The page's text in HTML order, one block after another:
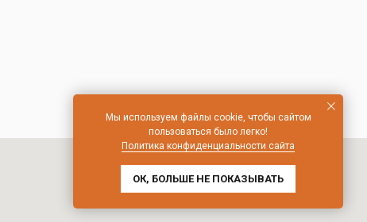
Мы используем файлы cookie, чтобы сайтом
пользоваться было легко!
Политика конфиденциальности сайта
ОК, БОЛЬШЕ НЕ ПОКАЗЫВАТЬ